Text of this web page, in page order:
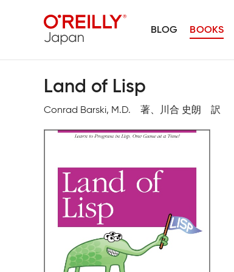
BLOG BOOKS
Land of Lisp
Conrad Barski, M.D. 著、川合 史朗 訳